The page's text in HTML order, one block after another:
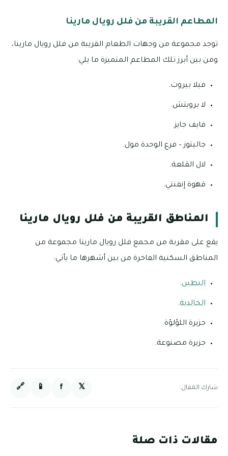
المطاعم القريبة من فلل رويال مارينا
توجد مجموعة من وجهات الطعام القريبة من فلل رويال مارينا،
ومن بين أبرز تلك المطاعم المتميزة ما يلي:
فيلا بيروت.
لا برويتش.
فايف جايز.
جاليتوز – فرع الوحدة مول.
لال القلعة.
قهوة إنفنتي.
المناطق القريبة من فلل رويال مارينا
يقع على مقربة من مجمع فلل رويال مارينا مجموعة من
المناطق السكنية الفاخرة من بين أشهرها ما يأتي:
البطين.
الخالدية.
جزيرة اللؤلؤة.
جزيرة مصنوعة.
شارك المقال: 𝕏
f
📱
🔗
مقالات ذات صلة